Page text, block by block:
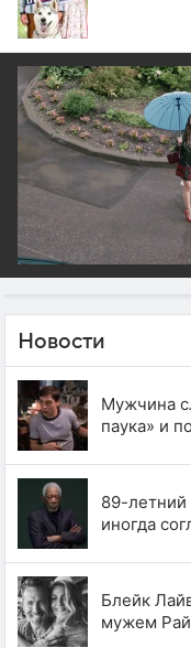
Новости
Мужчина
паука» и
89-
иногда
Блейк
мужем